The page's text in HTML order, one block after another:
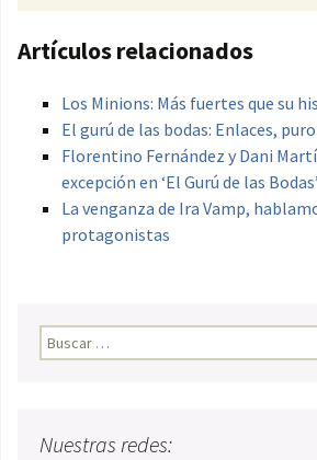
Artículos relacionados
Los Minions: Más fuertes que su
El gurú de las bodas: Enlaces,
Florentino Fernández y Dani
excepción en ‘El Gurú de las Bodas’
La venganza de Ira Vamp,
protagonistas
Buscar:
Nuestras redes: